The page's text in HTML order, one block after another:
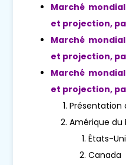
Marché
et projection,
Marché
et projection,
Marché
et projection,
Présentation
Amérique du
États-
Canada